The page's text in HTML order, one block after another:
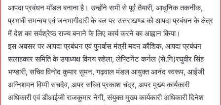
आपदा प्रबंधन मॉडल बनाना है। उन्होंने सभी से पूर्व तैयारी, आधुनिक तकनीक,
प्रभावी समन्वय एवं जनभागीदारी के बल पर उत्तराखण्ड को आपदा प्रबंधन के क्षेत्र
में देश का सर्वश्रेष्ठ राज्य बनाने के लिए कार्य करने का आह्वान किया।
इस अवसर पर आपदा प्रबंधन एवं पुनर्वास मंत्री मदन कौशिक, आपदा प्रबंधन
सलाहकार समिति के उपाध्यक्ष विनय रुहेला, लेफ्टिनेंट कर्नल (से.नि)रघुवीर सिंह
भण्डारी, सचिव विनोद कुमार सुमन, गढ़वाल मंडल आयुक्त आनंद स्वरूप, आईजी
अग्निशमन विम्मी सचदेव, अपर सचिव प्रकाश चंद्र, अपर मुख्य कार्यकारी
अधिकारी एवं डीआईजी राजकुमार नेगी, संयुक्त मुख्य कार्यकारी अधिकारी दिनेश